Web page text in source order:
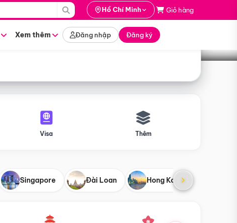
Hồ Chí Minh Giỏ hàng
Xem thêm Đăng nhập Đăng ký
Tìm tour
Visa Thêm
Singapore Đài Loan Hong Kong